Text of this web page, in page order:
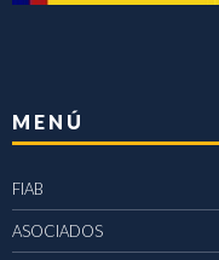
MENÚ
FIAB
ASOCIADOS